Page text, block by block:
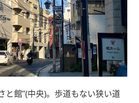
館”(中央)。歩道もない狭い道